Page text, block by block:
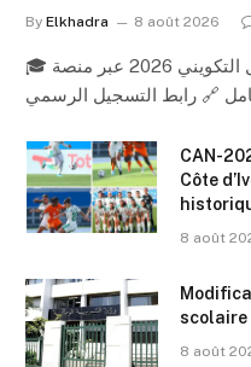
By Elkhadra 8 août 2026
🎓 التسجيل في الدخول التكويني 2026 عبر منصة takwin.dz:
CAN-
Côte
8 août
8 août